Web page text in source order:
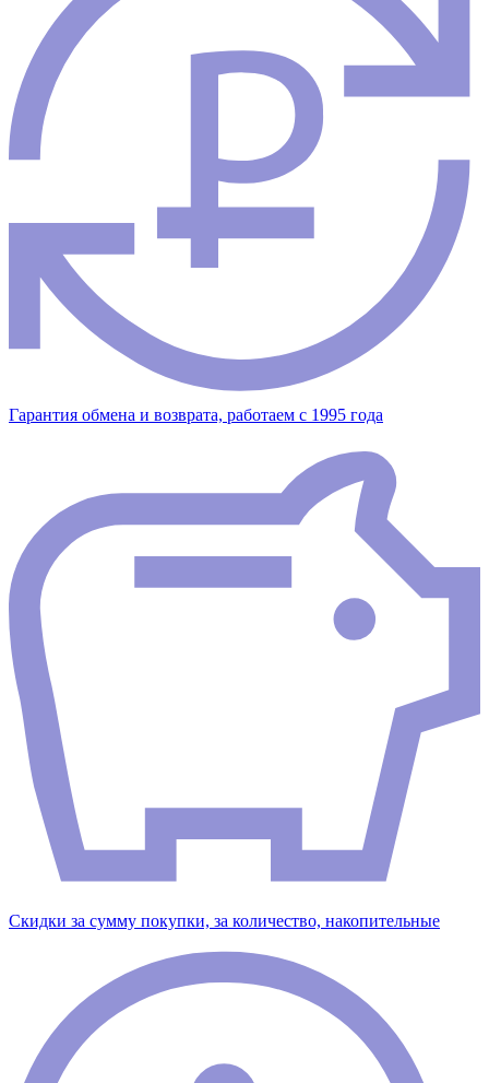
Гарантия обмена и возврата, работаем с 1995 года
Скидки за сумму покупки, за количество, накопительные